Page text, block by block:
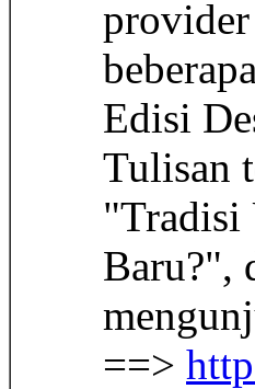
Edisi
Tulisan
"Tradisi
Baru?",
==>